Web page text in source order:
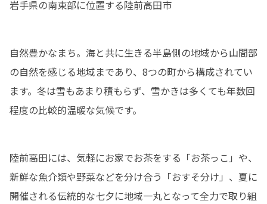
岩手県の南東部に位置する陸前高田市
自然豊かなまち。海と共に生きる半島側の地域から山間部
の自然を感じる地域まであり、8つの町から構成されてい
ます。冬は雪もあまり積もらず、雪かきは多くても年数回
程度の比較的温暖な気候です。
陸前高田には、気軽にお家でお茶をする「お茶っこ」や、
新鮮な魚介類や野菜などを分け合う「おすそ分け」、夏に
開催される伝統的な七夕に地域一丸となって全力で取り組